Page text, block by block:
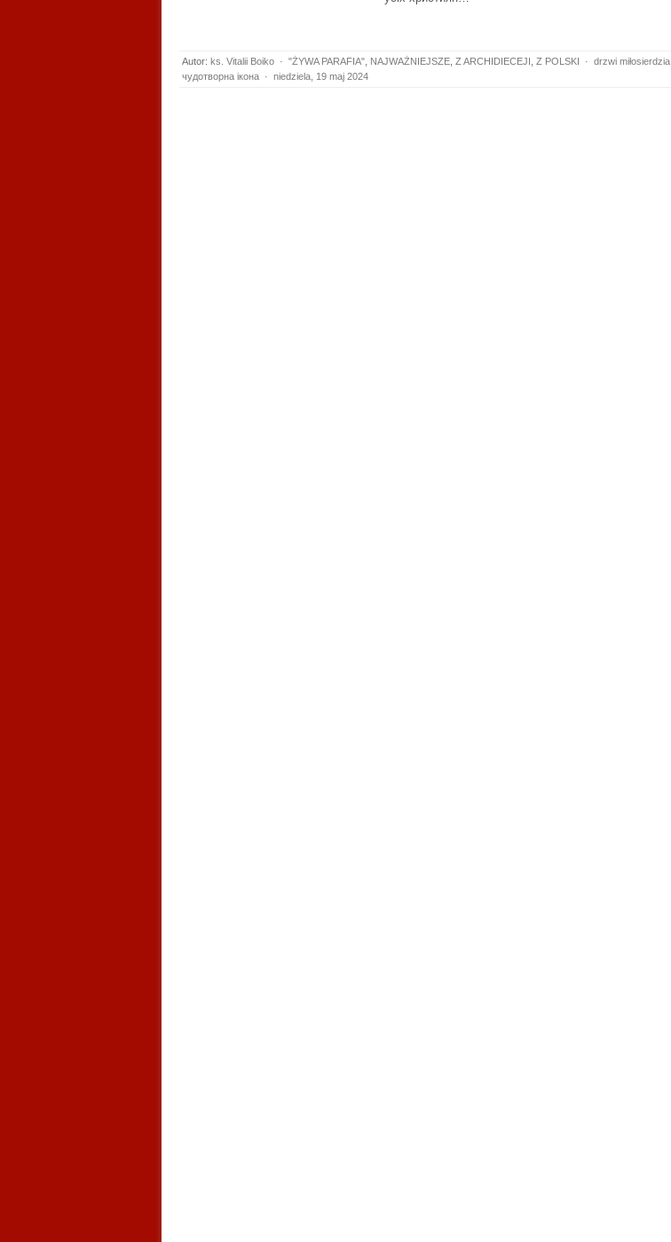
Autor: ks. Vitalii Boiko · "ŻYWA PARAFIA" NAJWAŻNIEJSZE Z ARCHIDIECEJI Z POLSKI · drzwi miłosierdzia
чудотворна ікона · niedziela, 19 maj 2024